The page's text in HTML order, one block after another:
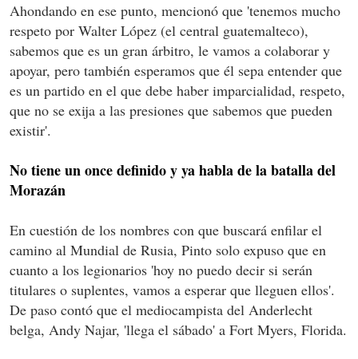
Ahondando en ese punto, mencionó que 'tenemos mucho
respeto por Walter López (el central guatemalteco),
sabemos que es un gran árbitro, le vamos a colaborar y
apoyar, pero también esperamos que él sepa entender que
es un partido en el que debe haber imparcialidad, respeto,
que no se exija a las presiones que sabemos que pueden
existir'.
No tiene un once definido y ya habla de la batalla del
Morazán
En cuestión de los nombres con que buscará enfilar el
camino al Mundial de Rusia, Pinto solo expuso que en
cuanto a los legionarios 'hoy no puedo decir si serán
titulares o suplentes, vamos a esperar que lleguen ellos'.
De paso contó que el mediocampista del Anderlecht
belga, Andy Najar, 'llega el sábado' a Fort Myers, Florida.